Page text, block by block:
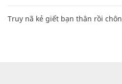
Truy nã kẻ giết bạn thân rồi